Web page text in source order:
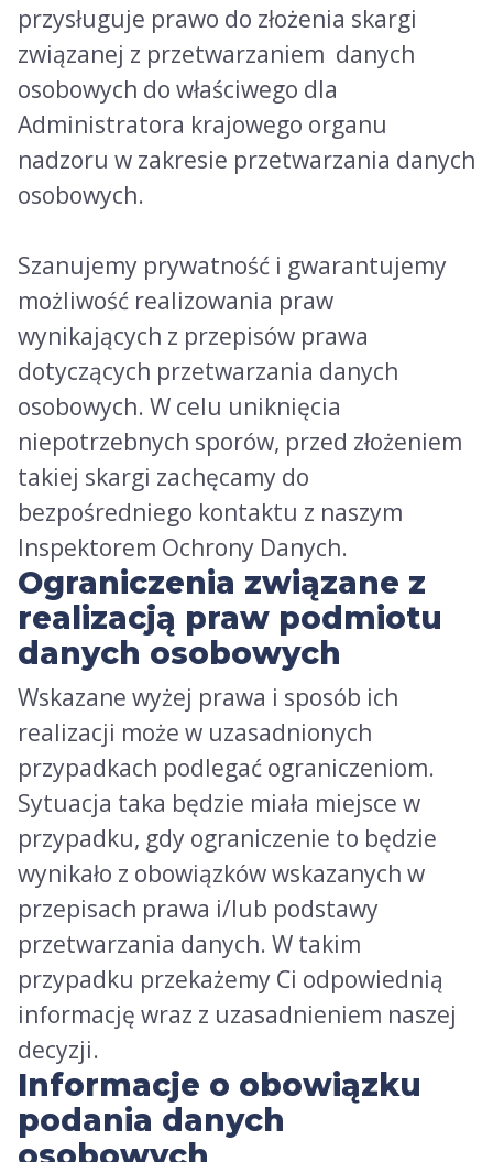
przysługuje prawo do złożenia skargi
związanej z przetwarzaniem danych
osobowych do właściwego dla
Administratora krajowego organu
nadzoru w zakresie przetwarzania danych
osobowych.
Szanujemy prywatność i gwarantujemy
możliwość realizowania praw
wynikających z przepisów prawa
dotyczących przetwarzania danych
osobowych. W celu uniknięcia
niepotrzebnych sporów, przed złożeniem
takiej skargi zachęcamy do
bezpośredniego kontaktu z naszym
Inspektorem Ochrony Danych.
Ograniczenia związane z
realizacją praw podmiotu
danych osobowych
Wskazane wyżej prawa i sposób ich
realizacji może w uzasadnionych
przypadkach podlegać ograniczeniom.
Sytuacja taka będzie miała miejsce w
przypadku, gdy ograniczenie to będzie
wynikało z obowiązków wskazanych w
przepisach prawa i/lub podstawy
przetwarzania danych. W takim
przypadku przekażemy Ci odpowiednią
informację wraz z uzasadnieniem naszej
decyzji.
Informacje o obowiązku
podania danych